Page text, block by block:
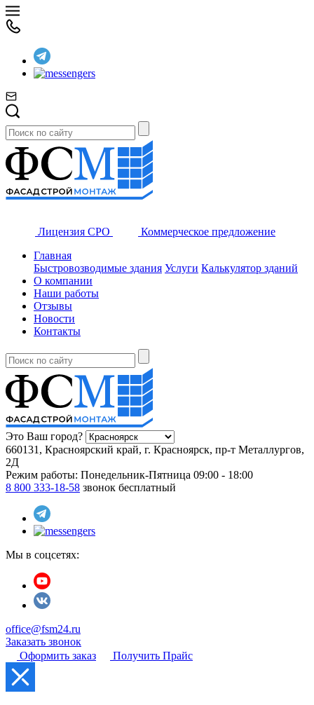
Лицензия СРО
Коммерческое предложение
Главная
Быстровозводимые здания Услуги Калькулятор зданий
О компании
Наши работы
Отзывы
Новости
Контакты
Это Ваш город?
660131, Красноярский край, г. Красноярск, пр-т Металлургов,
2Д
Режим работы: Понедельник-Пятница 09:00 - 18:00
8 800 333-18-58 звонок бесплатный
Мы в соцсетях:
office@fsm24.ru
Заказать звонок
Оформить заказ
Получить Прайс